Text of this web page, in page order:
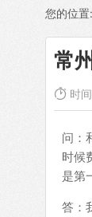
您的位置:
常
 时
问：
时候
是第
答：